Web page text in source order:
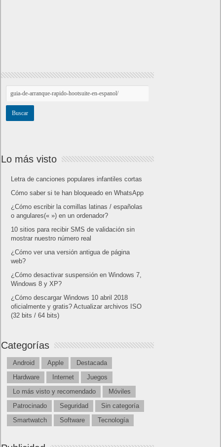
Lo más visto
Letra de canciones populares infantiles cortas
Cómo saber si te han bloqueado en WhatsApp
¿Cómo escribir la comillas latinas / españolas
o angulares(« ») en un ordenador?
10 sitios para recibir SMS de validación sin
mostrar nuestro número real
¿Cómo ver una versión antigua de página
web?
¿Cómo desactivar suspensión en Windows 7,
Windows 8 y XP?
¿Cómo descargar Windows 10 abril 2018
oficialmente y gratis? Actualizar archivos ISO
(32 bits / 64 bits)
Categorías
Android Apple
Destacada
Hardware
Internet
Juegos
Lo más visto y recomendado
Móviles
Patrocinado
Seguridad
Sin categoría
Smartwatch
Software Tecnología